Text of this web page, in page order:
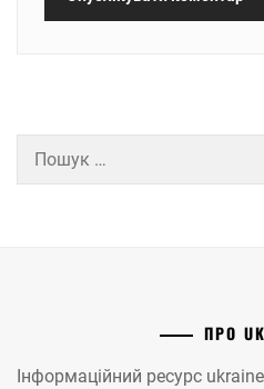
ПРО
Інформаційний ресурс